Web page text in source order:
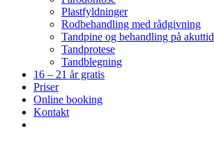
Plastfyldninger
Rodbehandling med rådgivning
Tandpine og behandling på akuttid
Tandprotese
Tandblegning
16 – 21 år gratis
Priser
Online booking
Kontakt